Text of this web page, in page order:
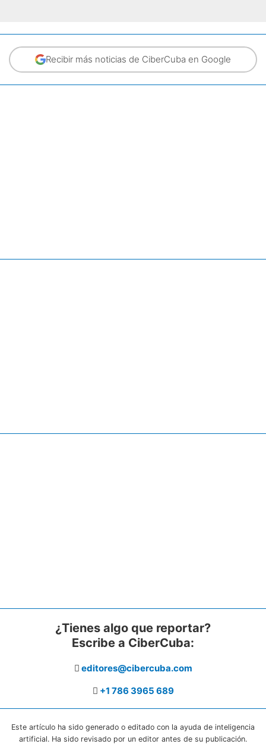
Recibir más noticias de CiberCuba en Google
¿Tienes algo que reportar?
Escribe a CiberCuba:
editores@cibercuba.com
+1 786 3965 689
Este artículo ha sido generado o editado con la ayuda de inteligencia
artificial. Ha sido revisado por un editor antes de su publicación.